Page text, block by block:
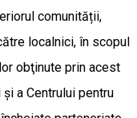
comunității,
localnici, în scopul
obţinute prin acest
a Centrului pentru